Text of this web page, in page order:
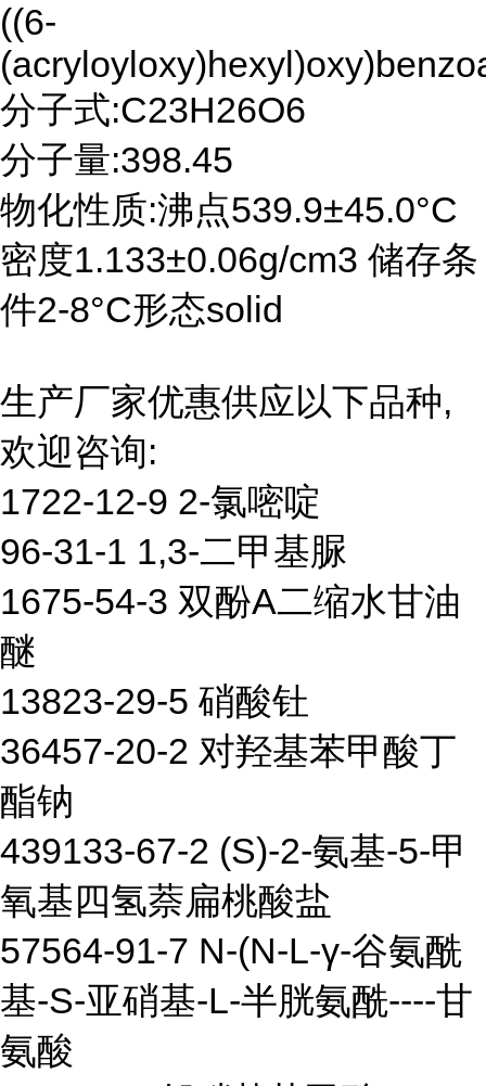
((6-
分子式:C23H26O6
分子量:398.45
物化性质:沸点539.9±45.0°C
密度1.133±0.06g/cm3 储存条
件2-8°C形态solid
生产厂家优惠供应以下品种,
欢迎咨询:
1722-12-9 2-氯嘧啶
96-31-1 1,3-二甲基脲
1675-54-3 双酚A二缩水甘油
醚
13823-29-5 硝酸钍
36457-20-2 对羟基苯甲酸丁
酯钠
439133-67-2 (S)-2-氨基-5-甲
氧基四氢萘扁桃酸盐
57564-91-7 N-(N-L-γ-谷氨酰
基-S-亚硝基-L-半胱氨酰----甘
氨酸